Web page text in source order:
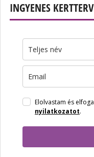
INGYENES
Elolvastam és
nyilatkozatot.